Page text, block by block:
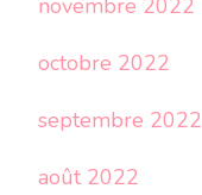
novembre 2022
octobre 2022
septembre 2022
août 2022